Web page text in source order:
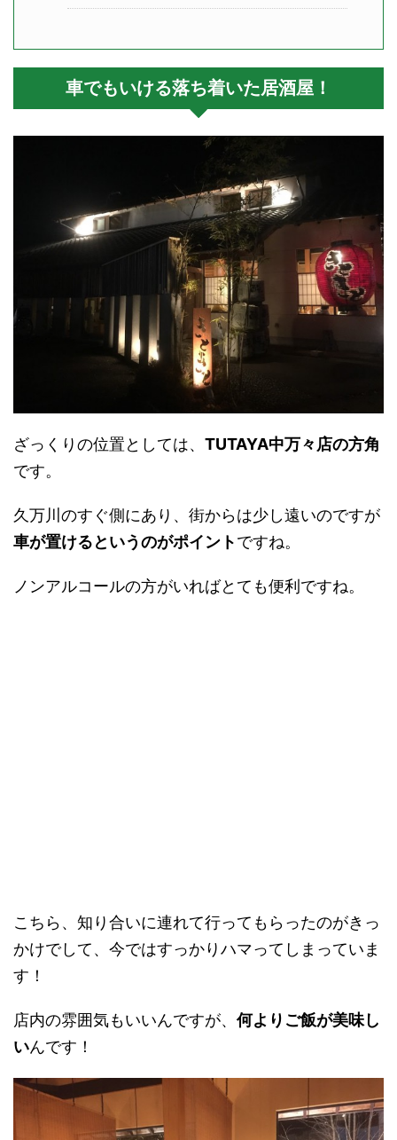
車でもいける落ち着いた居酒屋！
ざっくりの位置としては、 TUTAYA中万々店の方角
です。
久万川のすぐ側にあり、街からは少し遠いのですが
車が置けるというのがポイントですね。
ノンアルコールの方がいればとても便利ですね。
こちら、知り合いに連れて行ってもらったのがきっ
かけでして、今ではすっかりハマってしまっていま
す！
店内の雰囲気もいいんですが、 何よりご飯が美味し
いんです！